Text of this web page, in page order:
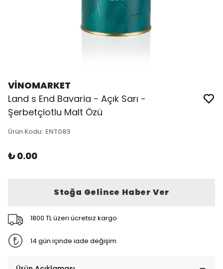
VİNOMARKET
Land s End Bavaria - Açık Sarı -
Şerbetçiotlu Malt Özü
Ürün Kodu: ENT083
₺ 0.00
Stoğa Gelince Haber Ver
1800 TL üzeri ücretsiz kargo
14 gün içinde iade değişim